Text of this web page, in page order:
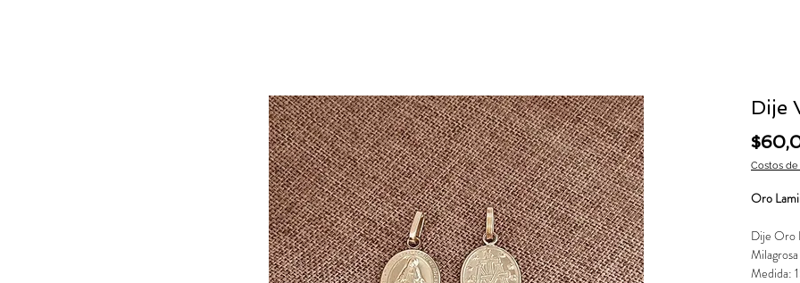
Dije
Costos de
Oro
Dije Oro
Medida: